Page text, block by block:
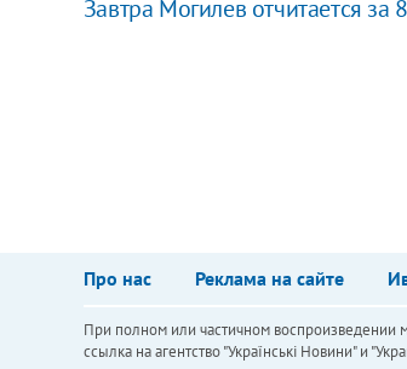
Завтра Могилев отчитается
Про нас Реклама на сайте
При полном или частичном воспроизведении
ссылка на агентство "Українськi Новини" и